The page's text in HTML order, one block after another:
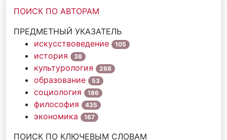
ПОИСК ПО АВТОРАМ
ПРЕДМЕТНЫЙ УКАЗАТЕЛЬ
искусствоведение
105
история 38
культурология 268
образование 53
социология 186
философия 435
экономика 167
ПОИСК ПО КЛЮЧЕВЫМ СЛОВАМ